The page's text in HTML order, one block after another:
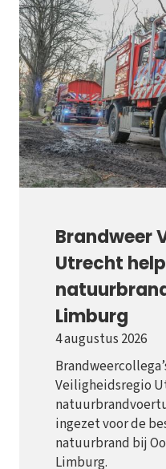
Brandweer
Utrecht
Limburg
4 augustus 2026
Veiligheidsregio
ingezet voor de
natuurbrand bij
Limburg.